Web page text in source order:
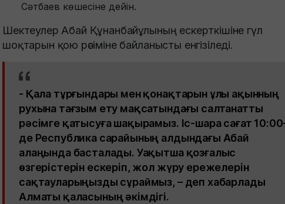
Сәтбаев көшесіне дейін.
Шектеулер Абай Құнанбайұлының ескерткішіне гүл
шоқтарын қою рәсіміне байланысты енгізіледі.
- Қала тұрғындары мен қонақтарын ұлы ақынның
рухына тағзым ету мақсатындағы салтанатты
рәсімге қатысуға шақырамыз. Іс-шара сағат
де Республика сарайының алдындағы Абай
алаңында басталады. Уақытша қозғалыс
өзгерістерін ескеріп, жол жүру ережелерін
сақтауларыңызды сұраймыз, – деп хабарлады
Алматы қаласының әкімдігі.